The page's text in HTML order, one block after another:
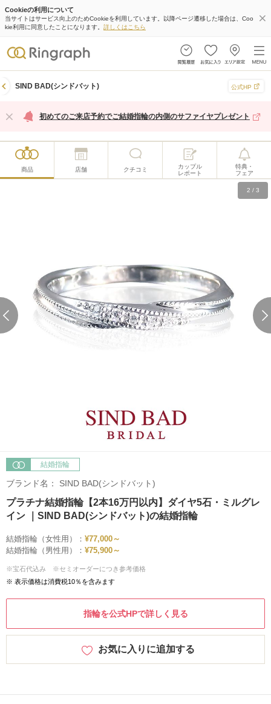
Cookieの利用について
当サイトはサービス向上のためCookieを利用しています。以降ページ遷移した場合は、Coo
kie利用に同意したことになります。 詳しくはこちら
SIND BAD(シンドバット) 公式HP
初めてのご来店予約でご結婚指輪の内側のサファイヤプレゼント
商品 店舗 クチコミ
カップル
レポート
特典・
フェア
2 / 3
結婚指輪
ブランド名： SIND BAD(シンドバット)
プラチナ結婚指輪【2本16万円以内】ダイヤ5石・ミルグレ
イン ｜SIND BAD(シンドバット)の結婚指輪
結婚指輪（女性用）： ¥77,000～
結婚指輪（男性用）： ¥75,900～
※宝石代込み ※セミオーダーにつき参考価格
※ 表示価格は消費税10％を含みます
指輪を公式HPで詳しく見る
お気に入りに追加する